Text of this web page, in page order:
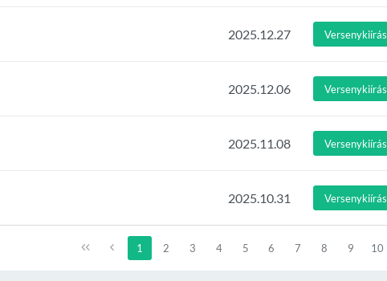
2025.12.27 Versenykiírás
2025.12.06 Versenykiírás
2025.11.08 Versenykiírás
2025.10.31 Versenykiírás
1 2 3 4 5 6 7 8 9 10